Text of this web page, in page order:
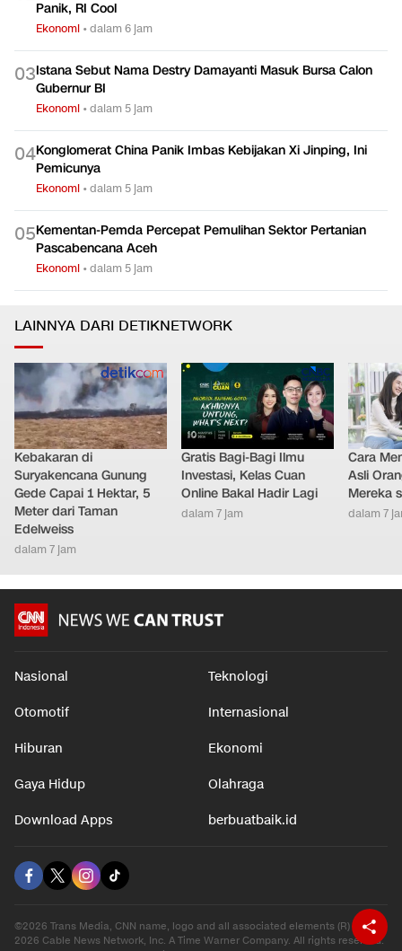
Panik, RI Cool
Ekonomi •dalam 6 jam
03Istana Sebut Nama Destry Damayanti Masuk Bursa Calon
Gubernur BI
Ekonomi •dalam 5 jam
04Konglomerat China Panik Imbas Kebijakan Xi Jinping, Ini
Pemicunya
Ekonomi •dalam 5 jam
05Kementan-Pemda Percepat Pemulihan Sektor Pertanian
Pascabencana Aceh
Ekonomi •dalam 5 jam
LAINNYA DARI DETIKNETWORK
Kebakaran di
Suryakencana Gunung
Gede Capai 1 Hektar, 5
Meter dari Taman
Edelweiss
dalam 7 jam
Gratis Bagi-Bagi Ilmu
Investasi, Kelas Cuan
Online Bakal Hadir Lagi
dalam 7 jam
Cara
Asli
Mereka
dalam 7
Nasional Teknologi
Otomotif Internasional
Hiburan Ekonomi
Gaya Hidup Olahraga
Download Apps berbuatbaik.id
©2026 Trans Media, CNN name, logo and all associated elements (R) and ©
2026 Cable News Network, Inc. A Time Warner Company. All rights reserved.